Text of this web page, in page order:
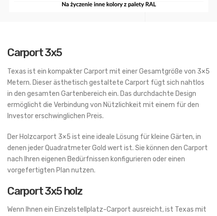
Carport 3x5
Texas ist ein kompakter Carport mit einer Gesamtgröße von 3×5
Metern. Dieser ästhetisch gestaltete Carport fügt sich nahtlos
in den gesamten Gartenbereich ein. Das durchdachte Design
ermöglicht die Verbindung von Nützlichkeit mit einem für den
Investor erschwinglichen Preis.
Der Holzcarport 3×5 ist eine ideale Lösung für kleine Gärten, in
denen jeder Quadratmeter Gold wert ist. Sie können den Carport
nach Ihren eigenen Bedürfnissen konfigurieren oder einen
vorgefertigten Plan nutzen.
Carport 3x5 holz
Wenn Ihnen ein Einzelstellplatz-Carport ausreicht, ist Texas mit